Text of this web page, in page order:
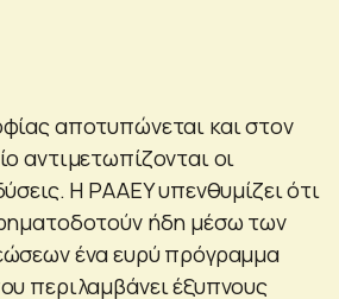
αποτυπώνεται και στον
αντιμετωπίζονται οι
Η ΡΑΑΕΥ υπενθυμίζει ότι
ήδη μέσω των
ένα ευρύ πρόγραμμα
περιλαμβάνει έξυπνους